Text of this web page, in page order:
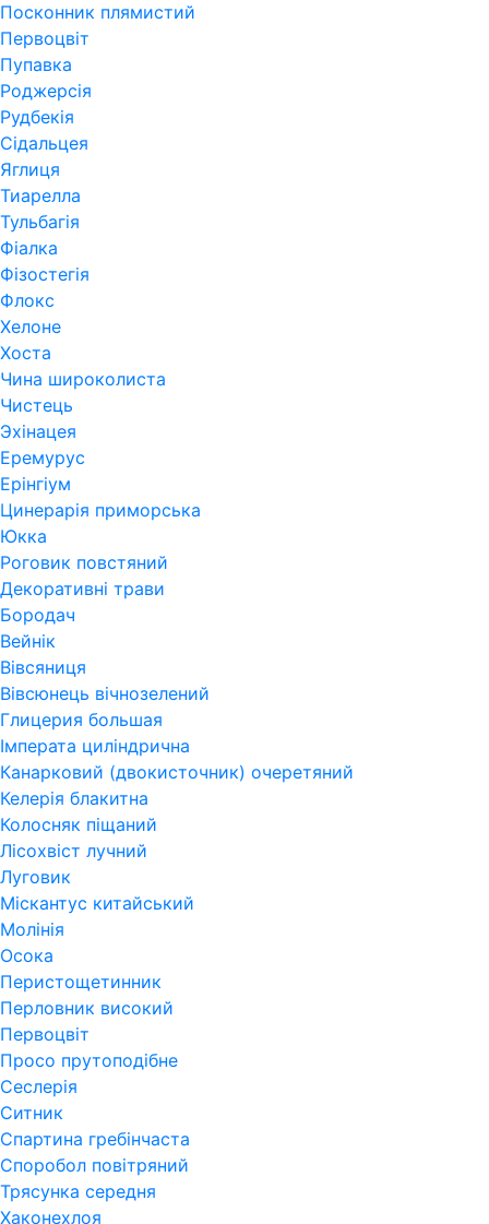
Посконник плямистий
Первоцвіт
Пупавка
Роджерсія
Рудбекія
Сідальцея
Яглиця
Тиарелла
Тульбагія
Фіалка
Фізостегія
Флокс
Хелоне
Хоста
Чина широколиста
Чистець
Эхінацея
Еремурус
Ерінгіум
Цинерарія приморська
Юкка
Роговик повстяний
Декоративні трави
Бородач
Вейнік
Вівсяниця
Вівсюнець вічнозелений
Глицерия большая
Імперата циліндрична
Канарковий (двокисточник) очеретяний
Келерія блакитна
Колосняк піщаний
Лісохвіст лучний
Луговик
Міскантус китайський
Молінія
Осока
Перистощетинник
Перловник високий
Первоцвіт
Просо прутоподібне
Сеслерія
Ситник
Спартина гребінчаста
Споробол повітряний
Трясунка середня
Хаконехлоя